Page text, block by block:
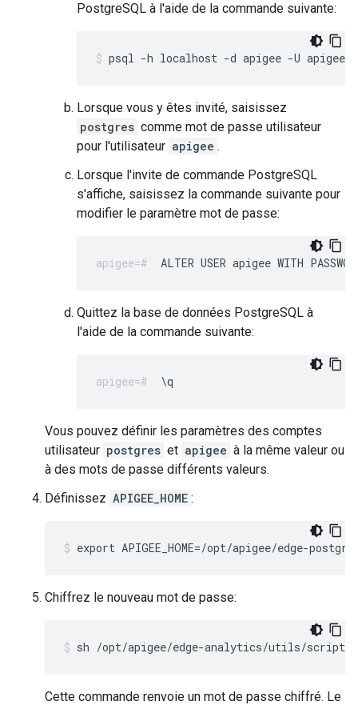
PostgreSQL à l'aide de la commande suivante:
psql -h localhost -d apigee -U apigee
Lorsque vous y êtes invité, saisissez
postgres comme mot de passe utilisateur
pour l'utilisateur apigee .
Lorsque l'invite de commande PostgreSQL
s'affiche, saisissez la commande suivante pour
modifier le paramètre mot de passe:
ALTER USER apigee WITH
Quittez la base de données PostgreSQL à
l'aide de la commande suivante:
\q
Vous pouvez définir les paramètres des comptes
utilisateur postgres et apigee à la même valeur ou
à des mots de passe différents valeurs.
Définissez APIGEE_HOME :
export APIGEE_HOME=/opt/apigee/edge-
Chiffrez le nouveau mot de passe:
sh /opt/apigee/edge-analytics/utils/
Cette commande renvoie un mot de passe chiffré. Le